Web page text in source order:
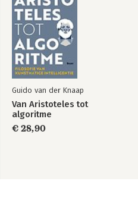
Guido van der Knaap
Van Aristoteles tot
algoritme
€ 28,90